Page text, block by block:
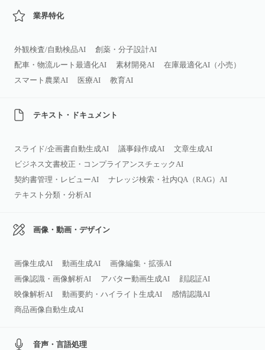
業界特化
外観検査/自動検品AI
創薬・分子設計AI
配車・物流ルート最適化AI
素材開発AI
在庫最適化AI（小売）
スマート農業AI
医療AI 教育AI
テキスト・ドキュメント
スライド/企画書自動生成AI 議事録作成AI
文章生成AI
ビジネス文書校正・コンプライアンスチェックAI
契約書管理・レビューAI
ナレッジ検索・社内QA（RAG）AI
テキスト分類・分析AI
画像・動画・デザイン
画像生成AI 動画生成AI
画像編集・拡張AI
画像認識・画像解析AI
アバター動画生成AI
顔認証AI
映像解析AI
動画要約・ハイライト生成AI
感情認識AI
商品画像自動生成AI
音声・言語処理